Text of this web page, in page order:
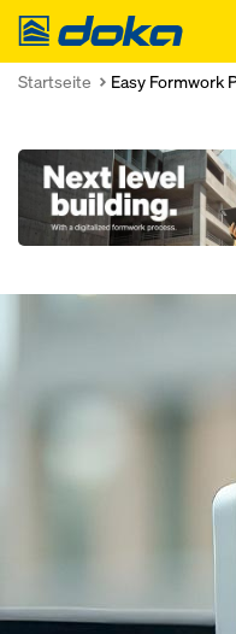
Doka
Startseite Easy Formwork
Open